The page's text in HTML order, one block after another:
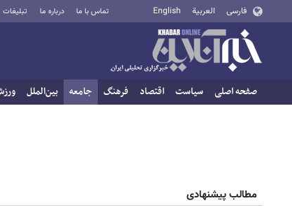
فارسی العربية English تماس با ما درباره ما تبلیغات
صفحه اصلی سیاست اقتصاد فرهنگ جامعه بین‌الملل
مطالب پیشنهادی